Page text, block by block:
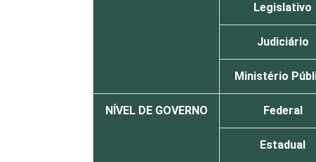
Legislativo
Judiciário
Ministério
NÍVEL DE GOVERNO Federal
Estadual